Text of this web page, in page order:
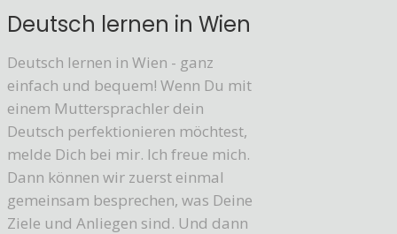
Deutsch lernen in Wien
Deutsch lernen in Wien - ganz
einfach und bequem! Wenn Du mit
einem Muttersprachler dein
Deutsch perfektionieren möchtest,
melde Dich bei mir. Ich freue mich.
Dann können wir zuerst einmal
gemeinsam besprechen, was Deine
Ziele und Anliegen sind. Und dann